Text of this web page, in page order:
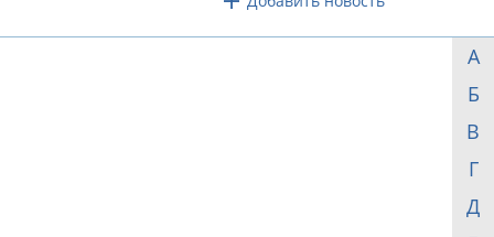
А
Б
В
Г
Д